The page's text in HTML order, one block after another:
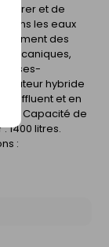
et de
dans les eaux
des
mécaniques,
hybride
l'effluent et en
Capacité de
1400 litres.
: